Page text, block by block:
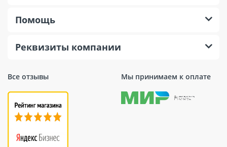
Все отзывы Мы принимаем к оплате
Помощь
Реквизиты компании